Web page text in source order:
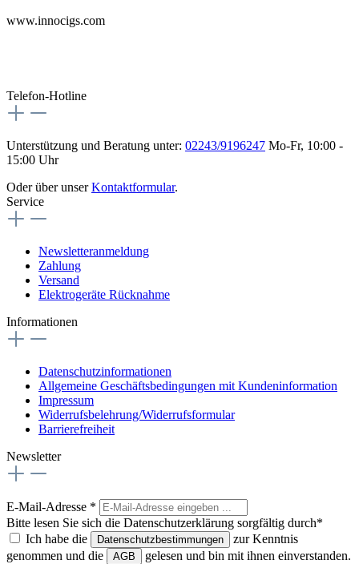
www.innocigs.com
Telefon-Hotline
Unterstützung und Beratung unter: 02243/9196247 Mo-Fr, 10:00 -
15:00 Uhr
Oder über unserKontaktformular.
Service
Newsletteranmeldung
Zahlung
Versand
Elektrogeräte Rücknahme
Informationen
Datenschutzinformationen
Allgemeine Geschäftsbedingungen mit Kundeninformation
Impressum
Widerrufsbelehrung/Widerrufsformular
Barrierefreiheit
Newsletter
E-Mail-Adresse *
Bitte lesen Sie sich die Datenschutzerklärung sorgfältig durch*
Ich habe die
Datenschutzbestimmungen
zur Kenntnis
genommen und die
AGB
gelesen und bin mit ihnen einverstanden.